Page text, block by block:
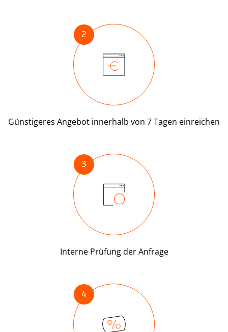
2
Günstigeres Angebot innerhalb von 7 Tagen einreichen
3
Interne Prüfung der Anfrage
4